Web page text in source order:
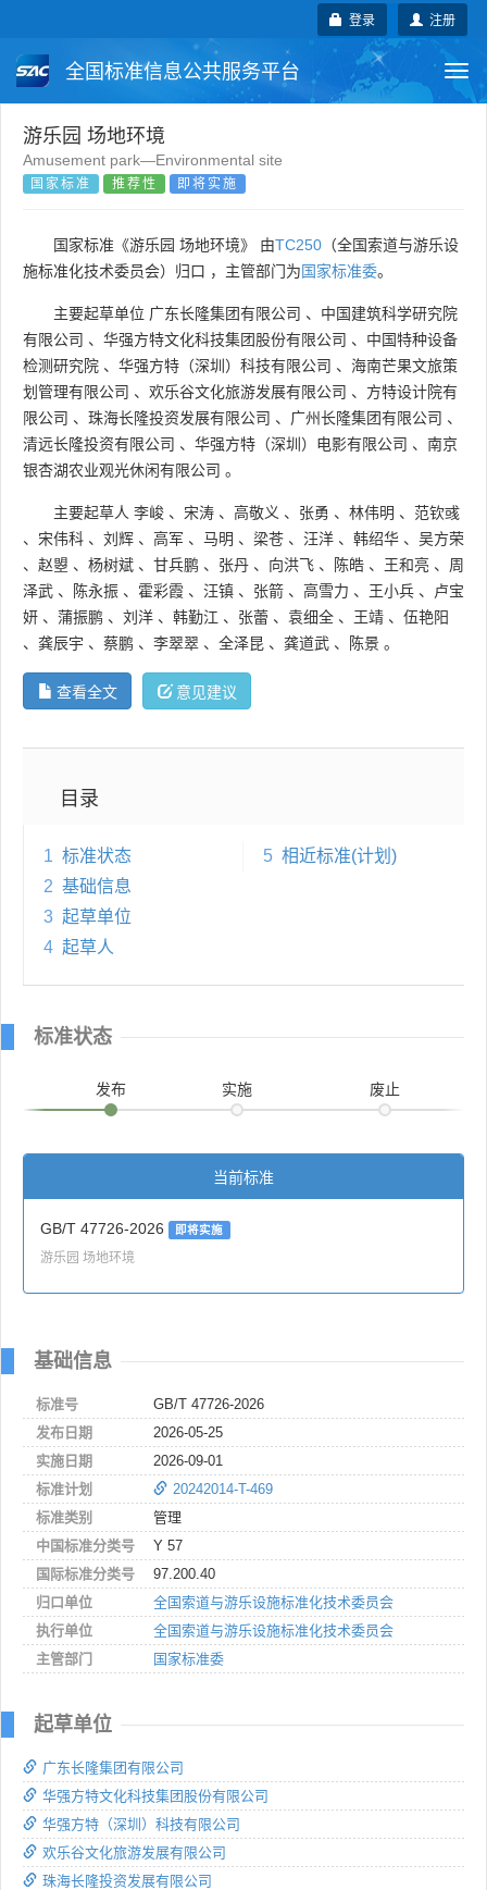
注册
登录
全国标准信息公共服务平台
国家标准
团体标准 企业标准
国外标准 技术委员会
游乐园 场地环境
Amusement park—Environmental site
国家标准 推荐性 即将实施
国家标准《游乐园 场地环境》 由TC250 （全国索道与游乐设
施标准化技术委员会）归口 ，主管部门为国家标准委。
主要起草单位 广东长隆集团有限公司 、 中国建筑科学研究院
有限公司 、 华强方特文化科技集团股份有限公司 、 中国特种设备
检测研究院 、 华强方特（深圳）科技有限公司 、 海南芒果文旅策
划管理有限公司 、 欢乐谷文化旅游发展有限公司 、 方特设计院有
限公司 、 珠海长隆投资发展有限公司 、 广州长隆集团有限公司 、
清远长隆投资有限公司 、 华强方特（深圳）电影有限公司 、 南京
银杏湖农业观光休闲有限公司 。
主要起草人 李峻 、 宋涛 、 高敬义 、 张勇 、 林伟明 、 范钦彧
、 宋伟科 、 刘辉 、 高军 、 马明 、 梁苍 、 汪洋 、 韩绍华 、 吴方荣
、 赵曌 、 杨树斌 、 甘兵鹏 、 张丹 、 向洪飞 、 陈皓 、 王和亮 、 周
泽武 、 陈永振 、 霍彩霞 、 汪镇 、 张箭 、 高雪力 、 王小兵 、
卢宝
妍 、 蒲振鹏 、 刘洋 、 韩勤江 、 张蕾 、 袁细全 、 王靖 、 伍艳阳
、 龚辰宇 、 蔡鹏 、 李翠翠 、 全泽昆 、 龚道武 、 陈景 。
查看全文 意见建议
目录
1 标准状态
2 基础信息
3 起草单位
4 起草人
5 相近标准(计划)
标准状态
发布 实施 废止
当前标准
GB/T 47726-2026 即将实施
游乐园 场地环境
基础信息
标准号
GB/T 47726-2026
发布日期
2026-05-25
实施日期
2026-09-01
标准计划
20242014-T-469
标准类别
管理
中国标准分类号
Y 57
国际标准分类号
97.200.40
归口单位
全国索道与游乐设施标准化技术委员会
执行单位
全国索道与游乐设施标准化技术委员会
主管部门
国家标准委
起草单位
广东长隆集团有限公司
华强方特文化科技集团股份有限公司
华强方特（深圳）科技有限公司
欢乐谷文化旅游发展有限公司
珠海长隆投资发展有限公司